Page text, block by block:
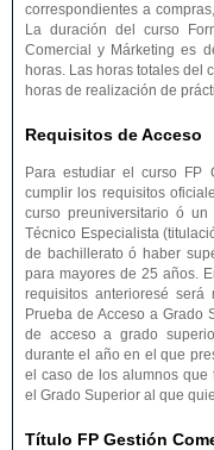
correspondientes a
La duración del curso
Comercial y Márketing es
horas. Las horas totales del
horas de realización de
Requisitos de Acceso
Para estudiar el curso FP
cumplir los requisitos
curso preuniversitario ó
Técnico Especialista
de bachillerato ó haber
para mayores de 25 años.
requisitos anterioresé
Prueba de Acceso a Grado
de acceso a grado
durante el año en el que
el caso de los alumnos que
el Grado Superior al que
Título FP Gestión